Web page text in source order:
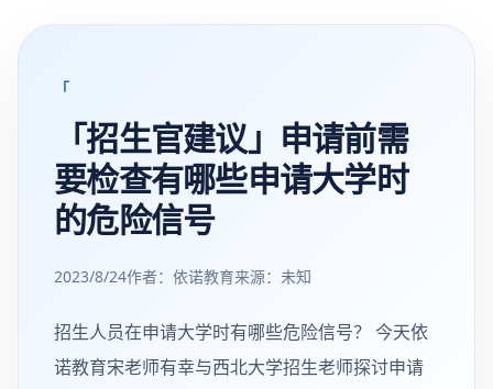
「
「招生官建议」申请前需
要检查有哪些申请大学时
的危险信号
2023/8/24作者：依诺教育来源： 未知
招生人员在申请大学时有哪些危险信号？ 今天依
诺教育宋老师有幸与西北大学招生老师探讨申请